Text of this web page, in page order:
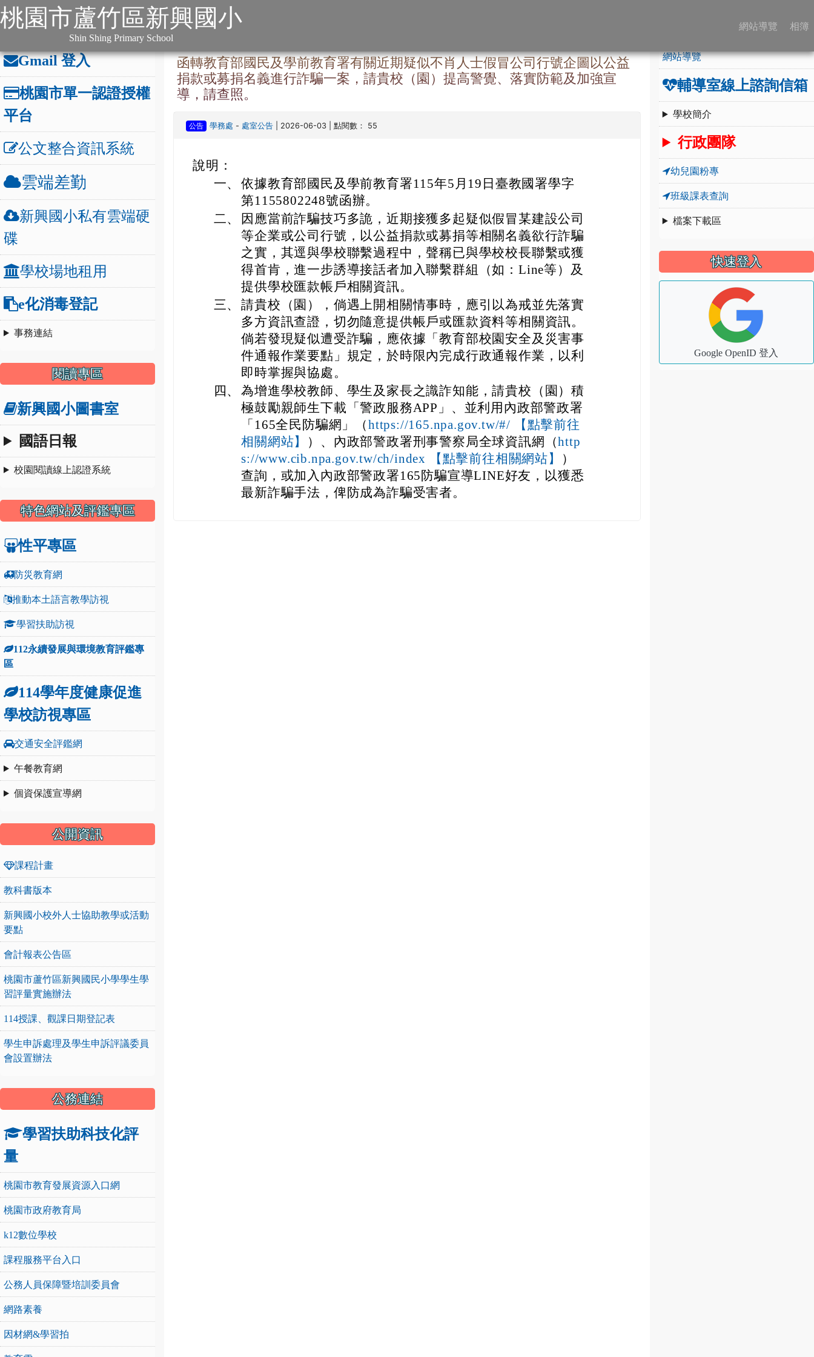
跳到主要內容
網站導覽
桃園市蘆竹區新興國小
Shin Shing Primary School
網站導覽 相簿
本站消息 分月文章
函轉教育部國民及學前教育署有關近期疑似不肖人士假冒公司行號企圖以公益
捐款或募捐名義進行詐騙一案，請貴校（園）提高警覺、落實防範及加強宣
導，請查照。
公告 學務處 - 處室公告| 2026-06-03 | 點閱數： 55
說明：
一、 依據教育部國民及學前教育署115年5月19日臺教國署學字
第1155802248號函辦。
二、
因應當前詐騙技巧多詭，近期接獲多起疑似假冒某建設公司
等企業或公司行號，以公益捐款或募捐等相關名義欲行詐騙
之實，其逕與學校聯繫過程中，聲稱已與學校校長聯繫或獲
得首肯，進一步誘導接話者加入聯繫群組（如：Line等）及
提供學校匯款帳戶相關資訊。
三、 請貴校（園），倘遇上開相關情事時，應引以為戒並先落實
多方資訊查證，切勿隨意提供帳戶或匯款資料等相關資訊。
倘若發現疑似遭受詐騙，應依據「教育部校園安全及災害事
件通報作業要點」規定，於時限內完成行政通報作業，以利
即時掌握與協處。
四、 為增進學校教師、學生及家長之識詐知能，請貴校（園）積
極鼓勵親師生下載「警政服務APP」、並利用內政部警政署
「165全民防騙網」（https://165.npa.gov.tw/#/ 【點擊前往
相關網站】
）、內政部警政署刑事警察局全球資訊網（http
s://www.cib.npa.gov.tw/ch/index 【點擊前往相關網站】
）
查詢，或加入內政部警政署165防騙宣導LINE好友，以獲悉
最新詐騙手法，俾防成為詐騙受害者。
:::
辦公連結
Gmail 登入
桃園市單一認證授權
平台
公文整合資訊系統
雲端差勤
新興國小私有雲端硬
碟
學校場地租用
e化消毒登記
事務連結
閱讀專區
新興國小圖書室
國語日報
校園閱讀線上認證系統
特色網站及評鑑專區
性平專區
防災教育網
推動本土語言教學訪視
學習扶助訪視
112永續發展與環境教育評鑑專
區
114學年度健康促進
學校訪視專區
交通安全評鑑網
午餐教育網
個資保護宣導網
公開資訊
課程計畫
教科書版本
新興國小校外人士協助教學或活動
要點
會計報表公告區
桃園市蘆竹區新興國民小學學生學
習評量實施辦法
114授課、觀課日期登記表
學生申訴處理及學生申訴評議委員
會設置辦法
公務連結
學習扶助科技化評
量
桃園市教育發展資源入口網
桃園市政府教育局
k12數位學校
課程服務平台入口
公務人員保障暨培訓委員會
網路素養
因材網&學習拍
學校簡介
網站導覽
輔導室線上諮詢信箱
學校簡介
行政團隊
幼兒園粉專
班級課表查詢
檔案下載區
快速登入
Google OpenID 登入